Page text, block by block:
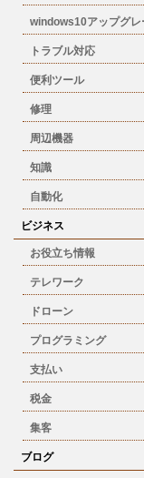
windows10アップグレ
トラブル対応
便利ツール
修理
周辺機器
知識
自動化
ビジネス
お役立ち情報
テレワーク
ドローン
プログラミング
支払い
税金
集客
ブログ